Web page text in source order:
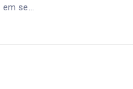
em se...